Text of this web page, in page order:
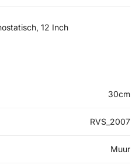
12 Inch
30cm
RVS_2007
Muur